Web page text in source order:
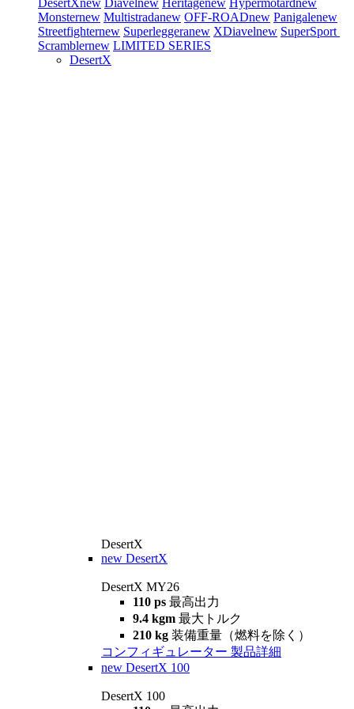
DesertXnew Diavelnew Heritagenew Hypermotardnew
Monsternew Multistradanew OFF-ROADnew Panigalenew
Streetfighternew Superleggeranew XDiavelnew SuperSport
Scramblernew LIMITED SERIES
DesertX
DesertX
new DesertX
DesertX MY26
110 ps 最高出力
9.4 kgm 最大トルク
210 kg 装備重量（燃料を除く）
コンフィギュレーター 製品詳細
new DesertX 100
DesertX 100